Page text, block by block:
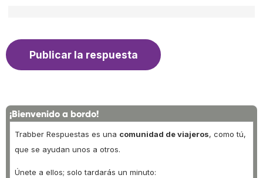
¡Bienvenido a bordo!
Trabber Respuestas es una comunidad de viajeros, como tú,
que se ayudan unos a otros.
Únete a ellos; solo tardarás un minuto: